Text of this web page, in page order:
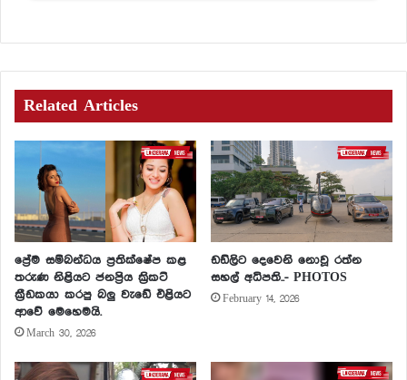
Related Articles
ප්‍රේම සම්බන්ධය ප්‍රතික්ෂේප කළ
තරුණ නිළියට ජනප්‍රිය ක්‍රිකට්
ක්‍රීඩකයා කරපු බලු වැඩේ එළියට
ආවේ මෙහෙමයි.
March 30, 2026
ඩඩ්ලිට දෙවෙනි නොවූ රත්න
සහල් අධිපති..- PHOTOS
February 14, 2026